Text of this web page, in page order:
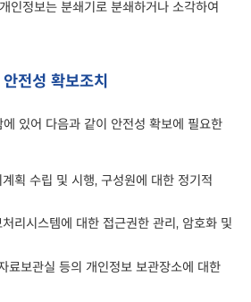
인정보는 분쇄기로 분쇄하거나 소각하여
전성 확보조치
있어 다음과 같이 안전성 확보에 필요한
획 수립 및 시행, 구성원에 대한 정기적
리시스템에 대한 접근권한 관리, 암호화 및
료보관실 등의 개인정보 보관장소에 대한